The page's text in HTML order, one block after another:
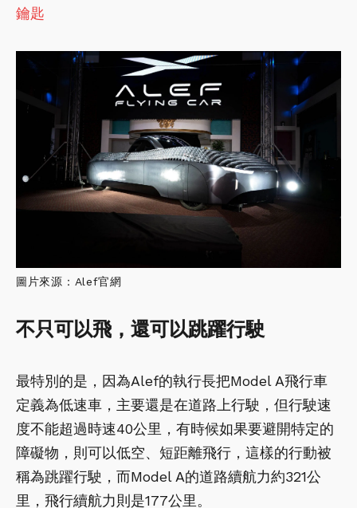
鑰匙
圖片來源：Alef官網
不只可以飛，還可以跳躍行駛
最特別的是，因為Alef的執行長把Model A飛行車
定義為低速車，主要還是在道路上行駛，但行駛速
度不能超過時速40公里，有時候如果要避開特定的
障礙物，則可以低空、短距離飛行，這樣的行動被
稱為跳躍行駛，而Model A的道路續航力約321公
里，飛行續航力則是177公里。